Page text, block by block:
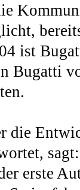
ist
Bugatti
die
erste